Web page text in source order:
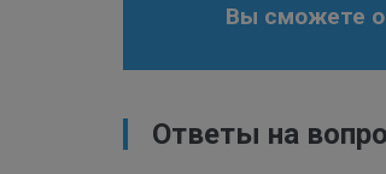
Вы сможете
Ответы на